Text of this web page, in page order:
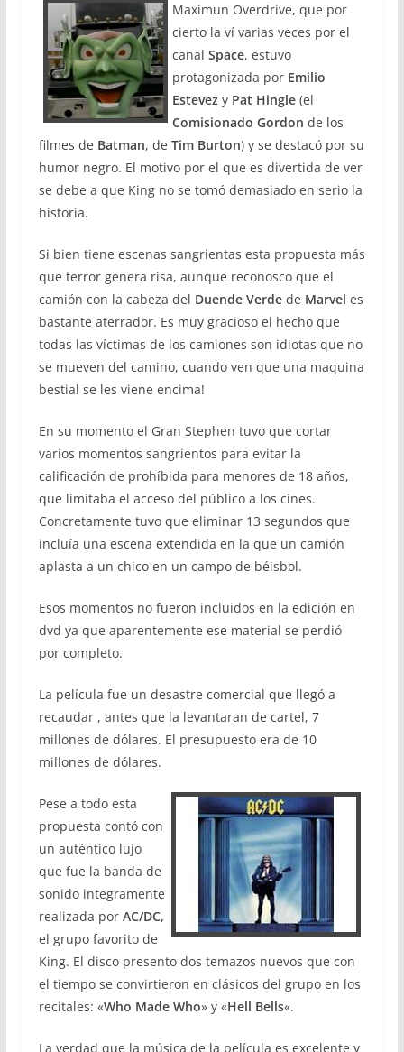
Maximun Overdrive, que por
cierto la ví varias veces por el
canal Space, estuvo
protagonizada por Emilio
Estevezy Pat Hingle(el
Comisionado Gordon de los
filmes de Batman, de Tim Burton) y se destacó por su
humor negro. El motivo por el que es divertida de ver
se debe a que King no se tomó demasiado en serio la
historia.
Si bien tiene escenas sangrientas esta propuesta más
que terror genera risa, aunque reconosco que el
camión con la cabeza del Duende Verdede Marvel es
bastante aterrador. Es muy gracioso el hecho que
todas las víctimas de los camiones son idiotas que no
se mueven del camino, cuando ven que una maquina
bestial se les viene encima!
En su momento el Gran Stephen tuvo que cortar
varios momentos sangrientos para evitar la
calificación de prohíbida para menores de 18 años,
que limitaba el acceso del público a los cines.
Concretamente tuvo que eliminar 13 segundos que
incluía una escena extendida en la que un camión
aplasta a un chico en un campo de béisbol.
Esos momentos no fueron incluidos en la edición en
dvd ya que aparentemente ese material se perdió
por completo.
La película fue un desastre comercial que llegó a
recaudar , antes que la levantaran de cartel, 7
millones de dólares. El presupuesto era de 10
millones de dólares.
Pese a todo esta
propuesta contó con
un auténtico lujo
que fue la banda de
sonido integramente
realizada por AC/DC,
el grupo favorito de
King. El disco presento dos temazos nuevos que con
el tiempo se convirtieron en clásicos del grupo en los
recitales: «Who Made Who» y «Hell Bells«.
La verdad que la música de la película es excelente y